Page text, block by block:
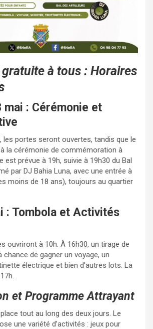
à tous : Horaires
: Cérémonie et
les portes seront ouvertes, tandis que le
la cérémonie de commémoration à
est prévue à 19h, suivie à 19h30 du Bal
par DJ Bahia Luna, avec une entrée à
moins de 18 ans), toujours au quartier
: Tombola et Activités
ouvriront à 10h. À 16h30, un tirage de
de gagner un voyage, un
électrique et bien d’autres lots. La
et Programme Attrayant
tout au long des deux jours. Le
une variété d’activités : jeux pour